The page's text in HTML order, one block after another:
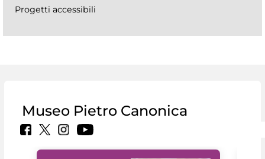
Progetti accessibili
Museo Pietro Canonica